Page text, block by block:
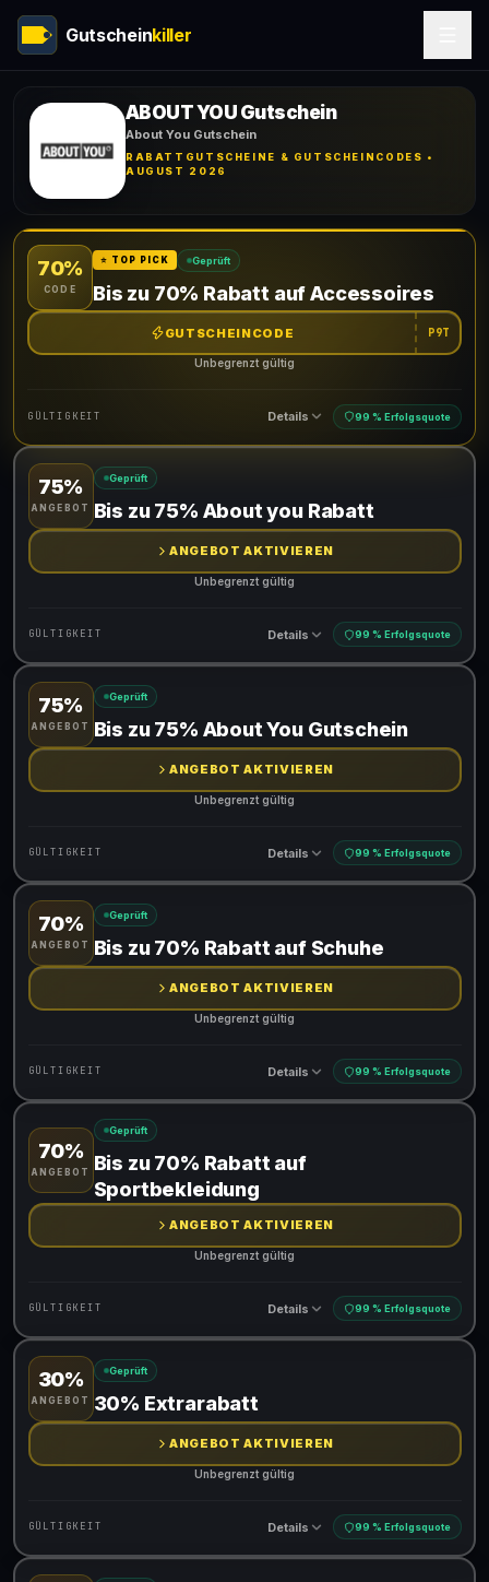
Gutscheinkiller
ABOUT YOU Gutschein
About You Gutschein
RABATTGUTSCHEINE & GUTSCHEINCODES •
AUGUST 2026
70%
CODE
⭐ TOP PICK Geprüft
Bis zu 70% Rabatt auf Accessoires
GUTSCHEINCODE P9T
Unbegrenzt gültig
GÜLTIGKEIT Details 99 % Erfolgsquote
Gültig für teilnehmende Produkte
Gib den Code an der Kasse ein, um den Rabatt zu erhalten
75%
ANGEBOT
Geprüft
Bis zu 75% About you Rabatt
ANGEBOT AKTIVIEREN
Unbegrenzt gültig
GÜLTIGKEIT Details 99 % Erfolgsquote
Gültig für teilnehmende Produkte
75%
ANGEBOT
Geprüft
Bis zu 75% About You Gutschein
ANGEBOT AKTIVIEREN
Unbegrenzt gültig
GÜLTIGKEIT Details 99 % Erfolgsquote
Gültig für teilnehmende Produkte
70%
ANGEBOT
Geprüft
Bis zu 70% Rabatt auf Schuhe
ANGEBOT AKTIVIEREN
Unbegrenzt gültig
GÜLTIGKEIT Details 99 % Erfolgsquote
Gültig für teilnehmende Produkte
70%
ANGEBOT
Geprüft
Bis zu 70% Rabatt auf
Sportbekleidung
ANGEBOT AKTIVIEREN
Unbegrenzt gültig
GÜLTIGKEIT Details 99 % Erfolgsquote
Gültig für teilnehmende Produkte
30%
ANGEBOT
Geprüft
30% Extrarabatt
ANGEBOT AKTIVIEREN
Unbegrenzt gültig
GÜLTIGKEIT Details 99 % Erfolgsquote